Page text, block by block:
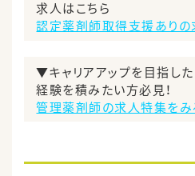
求人はこちら
認定薬剤師取得支援ありの
▼キャリアアップを目指した
経験を積みたい方必見！
管理薬剤師の求人特集をみ